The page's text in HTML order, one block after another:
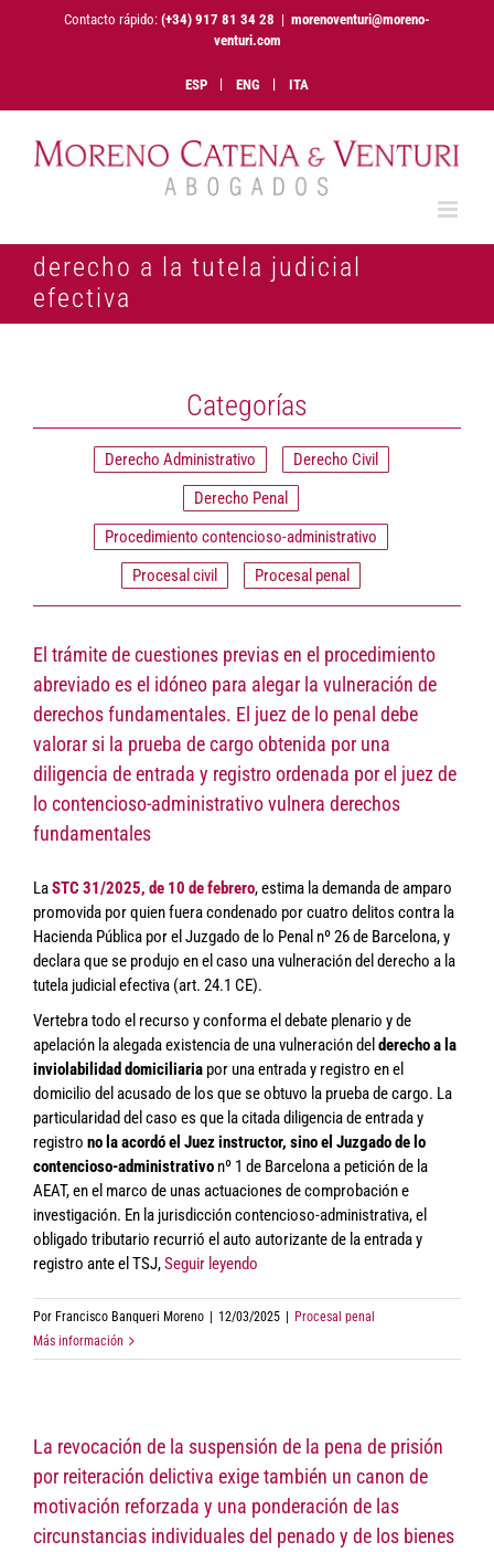
Contacto rápido: (+34) 917 81 34 28 | morenoventuri@moreno-
venturi.com
ESP ENG ITA
derecho a la tutela judicial
efectiva
Categorías
Derecho Administrativo
Derecho Civil
Derecho Penal
Procedimiento contencioso-administrativo
Procesal civil
Procesal penal
El trámite de cuestiones previas en el procedimiento
abreviado es el idóneo para alegar la vulneración de
derechos fundamentales. El juez de lo penal debe
valorar si la prueba de cargo obtenida por una
diligencia de entrada y registro ordenada por el juez de
lo contencioso-administrativo vulnera derechos
fundamentales
LaSTC 31/2025, de 10 de febrero, estima la demanda de amparo
promovida por quien fuera condenado por cuatro delitos contra la
Hacienda Pública por el Juzgado de lo Penal nº 26 de Barcelona, y
declara que se produjo en el caso una vulneración del derecho a la
tutela judicial efectiva (art. 24.1 CE).
Vertebra todo el recurso y conforma el debate plenario y de
apelación la alegada existencia de una vulneración del derecho a la
inviolabilidad domiciliaria por una entrada y registro en el
domicilio del acusado de los que se obtuvo la prueba de cargo. La
particularidad del caso es que la citada diligencia de entrada y
registro no la acordó el Juez instructor, sino el Juzgado de lo
contencioso-administrativo nº 1 de Barcelona a petición de la
AEAT, en el marco de unas actuaciones de comprobación e
investigación. En la jurisdicción contencioso-administrativa, el
obligado tributario recurrió el auto autorizante de la entrada y
registro ante el TSJ,Seguir leyendo
Por Francisco Banqueri Moreno | 12/03/2025 | Procesal penal
Más información
La revocación de la suspensión de la pena de prisión
por reiteración delictiva exige también un canon de
motivación reforzada y una ponderación de las
circunstancias individuales del penado y de los bienes